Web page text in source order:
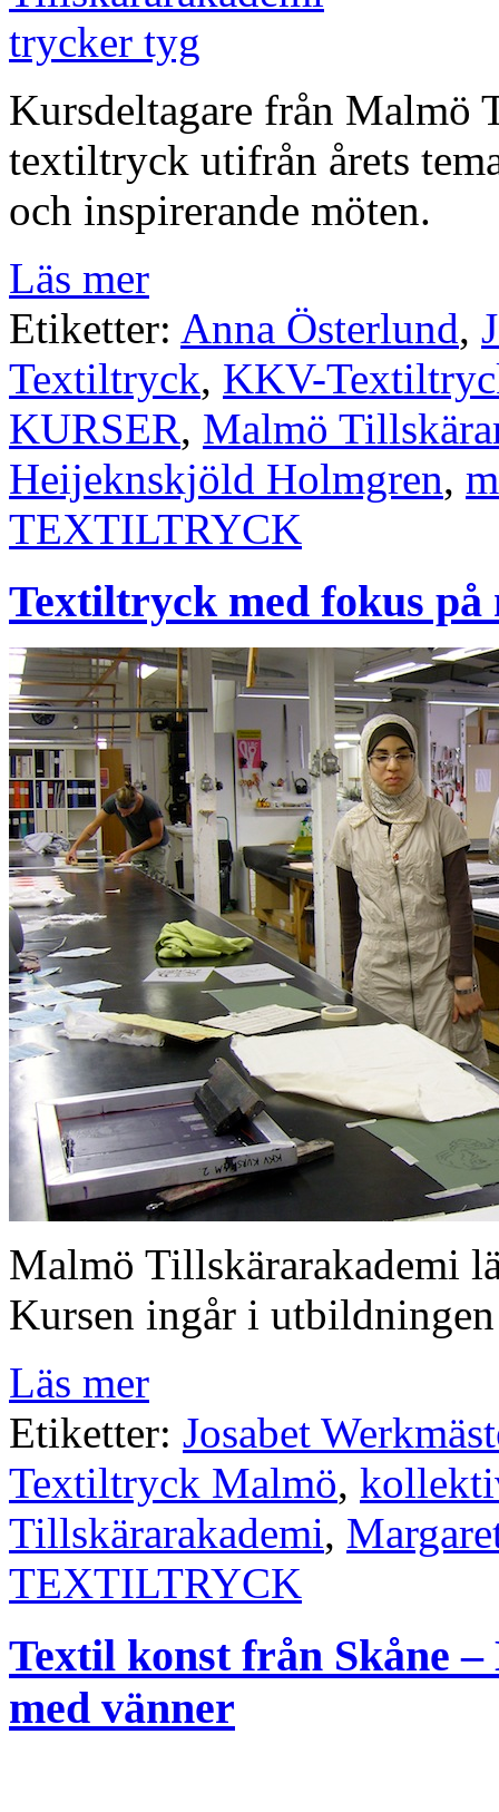
Kursdeltagare från Malmö
textiltryck utifrån årets
och inspirerande möten.
Läs mer
Etiketter: Anna Österlund,
Textiltryck, KKV-
KURSER, Malmö
Heijeknskjöld Holmgren,
TEXTILTRYCK
Textiltryck med fokus på
Malmö Tillskärarakademi
Kursen ingår i
Läs mer
Etiketter: Josabet
Textiltryck Malmö,
Tillskärarakademi,
TEXTILTRYCK
Textil konst från Skåne
med vänner